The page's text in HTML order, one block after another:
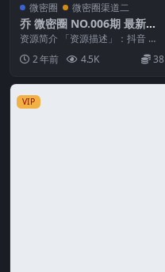
微密圈 微密圈渠道二
乔 微密圈 NO.006期 最新
至：2024.9.21
资源简介 「资源描述」：抖音 乔
微密圈 NO.006期 【12V】最新
至：20...
2 年前 4.5K 38
VIP